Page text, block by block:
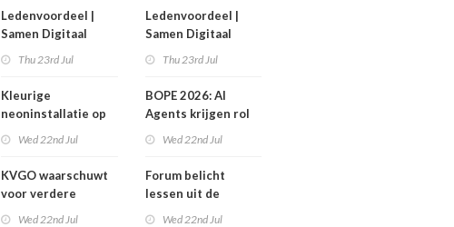
webinar
overzichtelijk op
Ledenvoordeel |
Samen Digitaal
Thu 23rd Jul
Kleurige
neoninstallatie op
Wed 22nd Jul
KVGO waarschuwt
voor verdere
Wed 22nd Jul
webinar
overzichtelijk op
Ledenvoordeel |
Samen Digitaal
Thu 23rd Jul
BOPE 2026: AI
Agents krijgen rol
Wed 22nd Jul
Forum belicht
lessen uit de
Wed 22nd Jul